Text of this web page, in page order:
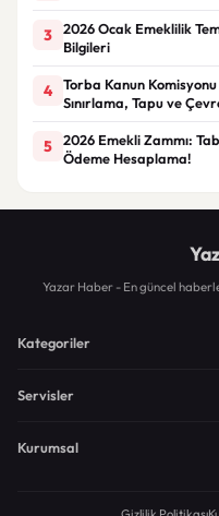
3
2026 Ocak Emeklilik
Bilgileri
4
Torba Kanun
Sınırlama, Tapu ve
5
2026 Emekli Zammı:
Ödeme Hesaplama!
Yazar Haber - En güncel
Kategoriler
Servisler
Kurumsal